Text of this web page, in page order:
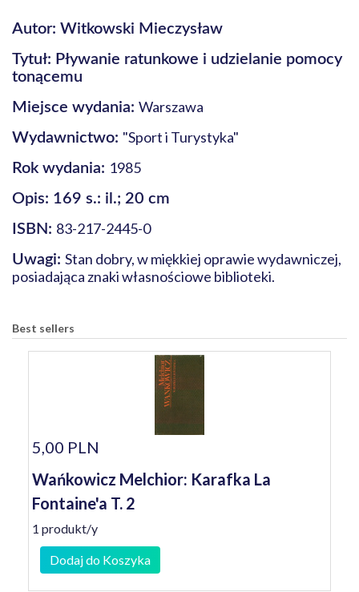
Autor: Witkowski Mieczysław
Tytuł: Pływanie ratunkowe i udzielanie pomocy
tonącemu
Miejsce wydania: Warszawa
Wydawnictwo: "Sport i Turystyka"
Rok wydania: 1985
Opis: 169 s.: il.; 20 cm
ISBN: 83-217-2445-0
Uwagi: Stan dobry, w miękkiej oprawie wydawniczej,
posiadająca znaki własnościowe biblioteki.
Best sellers
5,00 PLN
Wańkowicz Melchior: Karafka La
Fontaine'a T. 2
1 produkt/y
Dodaj do Koszyka